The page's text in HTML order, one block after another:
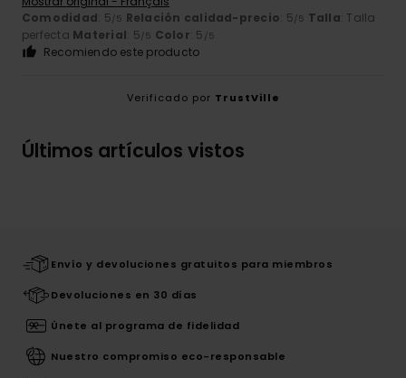
Comodidad: 5/5 Relación calidad-precio: 5/5 Talla: Talla
perfecta Material: 5/5 Color: 5 /5
Recomiendo este producto
Verificado por TrustVille
Últimos artículos vistos
Envío y devoluciones gratuitos para miembros
Devoluciones en 30 días
Únete al programa de fidelidad
Nuestro compromiso eco-responsable